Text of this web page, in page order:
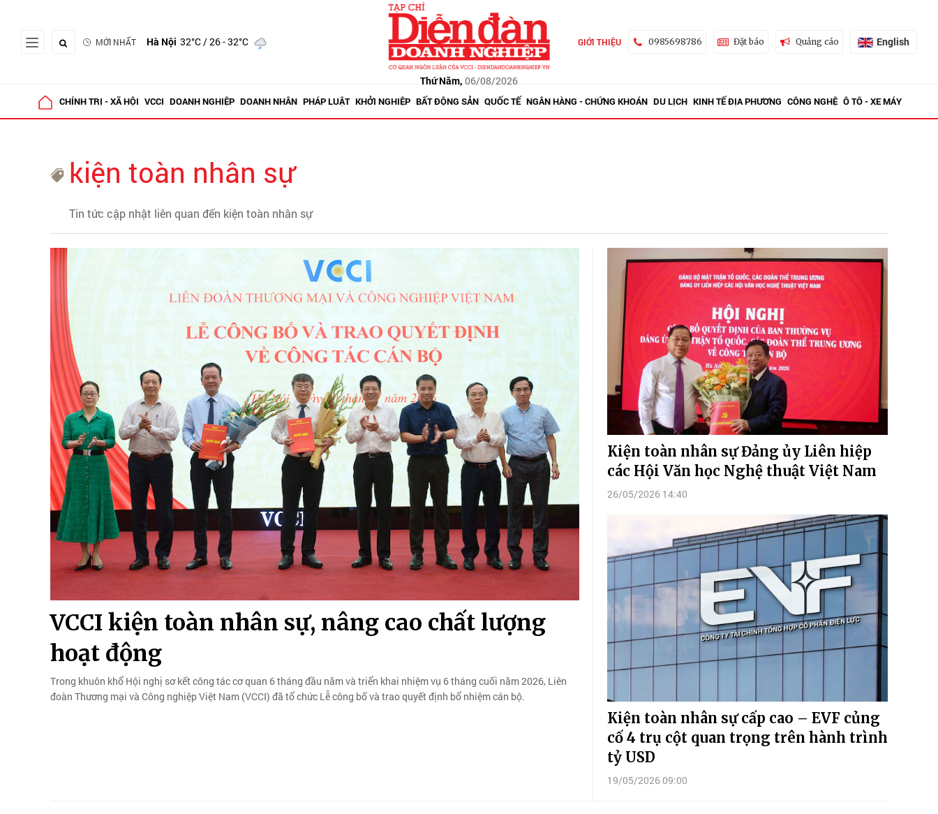
MỚI NHẤT Hà Nội 32°C/ 26 - 32°C
Thứ Năm, 06/08/2026
GIỚI THIỆU 0985698786 Đặt báo Quảng cáo English
CHÍNH TRỊ - XÃ HỘI VCCI DOANH NGHIỆP DOANH NHÂN PHÁP LUẬT KHỞI NGHIỆP BẤT ĐỘNG SẢN QUỐC TẾ NGÂN HÀNG - CHỨNG KHOÁN DU LỊCH KINH TẾ ĐỊA PHƯƠNG CÔNG NGHỆ Ô TÔ - XE MÁY
kiện toàn nhân sự
Tin tức cập nhật liên quan đến kiện toàn nhân sự
VCCI kiện toàn nhân sự, nâng cao chất lượng
hoạt động
Trong khuôn khổ Hội nghị sơ kết công tác cơ quan 6 tháng đầu năm và triển khai nhiệm vụ 6 tháng cuối năm 2026, Liên
đoàn Thương mại và Công nghiệp Việt Nam (VCCI) đã tổ chức Lễ công bố và trao quyết định bổ nhiệm cán bộ.
Kiện toàn nhân sự Đảng ủy Liên hiệp
các Hội Văn học Nghệ thuật Việt Nam
26/05/2026 14:40
Kiện toàn nhân sự cấp cao – EVF củng
cố 4 trụ cột quan trọng trên hành trình
tỷ USD
19/05/2026 09:00